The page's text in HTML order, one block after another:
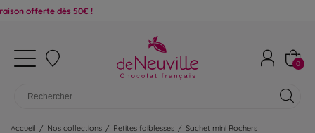
dès 50€ !
0
Accueil / Nos collections / Petites faiblesses / Sachet mini Rochers